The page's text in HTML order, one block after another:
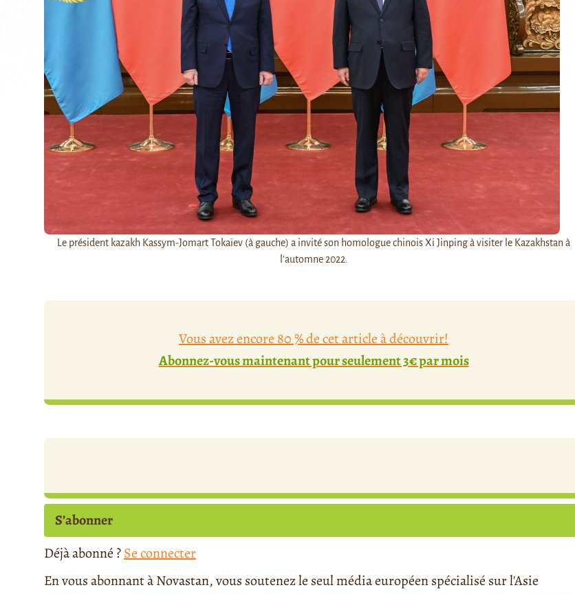
Le président kazakh Kassym-Jomart Tokaïev (à gauche) a invité son homologue chinois Xi Jinping à visiter le Kazakhstan à
l'automne 2022.
Vous avez encore 80 % de cet article à découvrir!
Abonnez-vous maintenant pour seulement 3€ par mois
S’abonner
Déjà abonné ?Se connecter
En vous abonnant à Novastan, vous soutenez le seul média européen spécialisé sur l'Asie